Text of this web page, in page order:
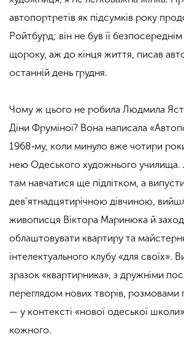
автопортретів як підсумків року
Ройтбурд; він не був її
щороку, аж до кінця життя, писав
останній день грудня.
Чому ж цього не робила Людмила
Діни Фруміної? Вона написала
1968‑му, коли минуло вже чотири
нею Одеського художнього
там навчатися ще підлітком, а
дев’ятнадцятирічною дівчиною,
живописця Віктора Маринюка й
облаштовувати квартиру та
інтелектуального клубу «для своїх».
зразок «квартирника», з дружніми
переглядом нових творів, розмовами
— у контексті «нової одеської
кожного.